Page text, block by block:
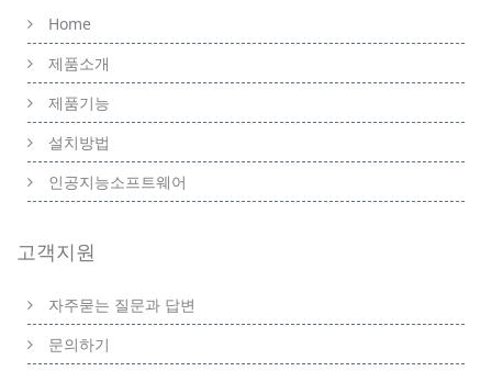
Home
제품소개
제품기능
설치방법
인공지능소프트웨어
고객지원
자주묻는 질문과 답변
문의하기